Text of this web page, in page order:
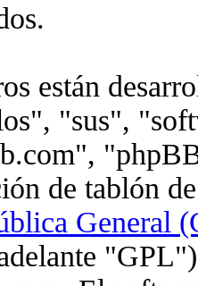
están
"sus",
de tablón
General